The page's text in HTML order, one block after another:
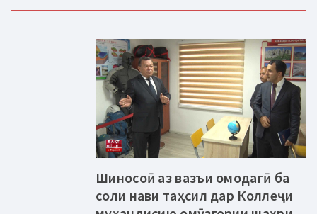
Шиносоӣ аз вазъи омодагӣ ба
соли нави таҳсил дар Коллеҷи